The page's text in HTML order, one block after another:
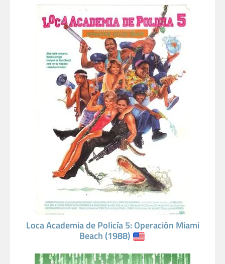
Loca Academia de Policía 5: Operación Miami
Beach (1988)